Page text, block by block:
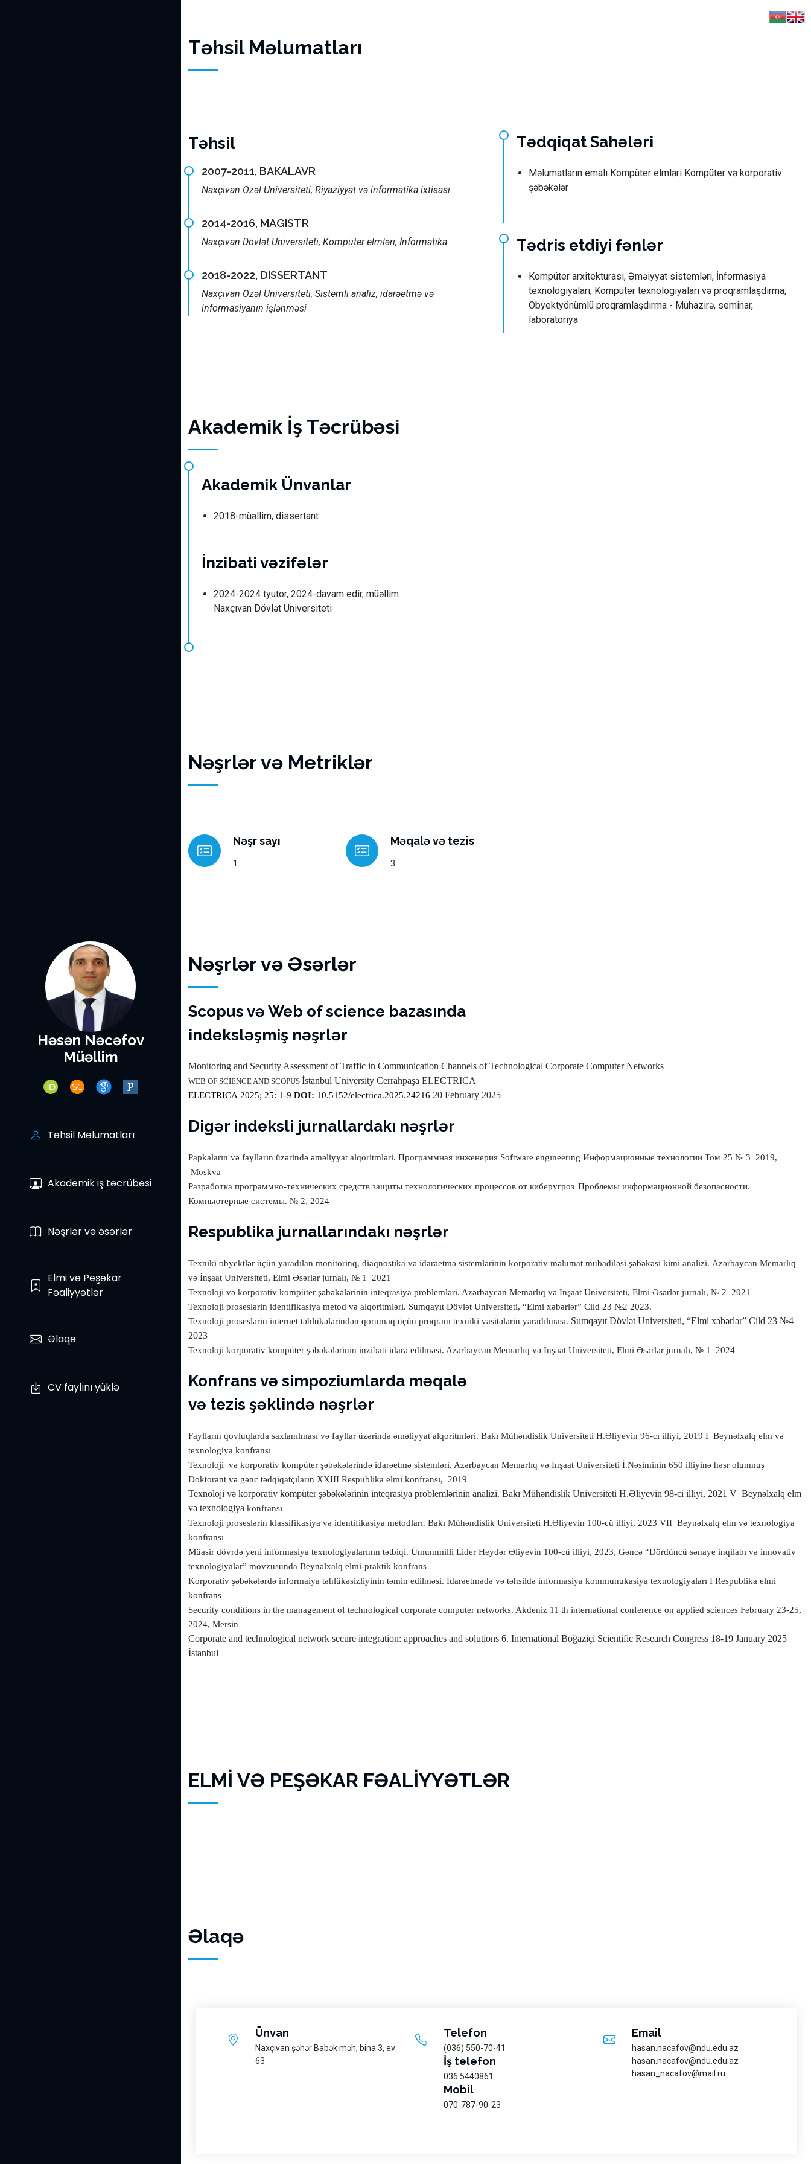
Həsən Nəcəfov
Müəllim
Təhsil Məlumatları
Akademik iş təcrübəsi
Nəşrlər və əsərlər
Elmi və Peşəkar
Fəaliyyətlər
Əlaqə
CV faylını yüklə
Təhsil Məlumatları
Təhsil
2007-2011, BAKALAVR
Naxçıvan Özəl Universiteti, Riyaziyyat və informatika ixtisası
2014-2016, MAGISTR
Naxçıvan Dövlət Universiteti, Kompüter elmləri, İnformatika
2018-2022, DISSERTANT
Naxçıvan Özəl Universiteti, Sistemli analiz, idarəetmə və
informasiyanın işlənməsi
Tədqiqat Sahələri
Məlumatların emalı Kompüter elmləri Kompüter və korporativ
şəbəkələr
Tədris etdiyi fənlər
Kompüter arxitekturası, Əməiyyat sistemləri, İnformasiya
texnologiyaları, Kompüter texnologiyaları və proqramlaşdırma,
Obyektyönümlü proqramlaşdırma - Mühazirə, seminar,
laboratoriya
Akademik İş Təcrübəsi
Akademik Ünvanlar
2018-müəllim, dissertant
İnzibati vəzifələr
2024-2024 tyutor, 2024-davam edir, müəllim
Naxçıvan Dövlət Universiteti
Nəşrlər və Metriklər
Nəşr sayı
1
Məqalə və tezis
3
Nəşrlər və Əsərlər
Scopus və Web of science bazasında
indeksləşmiş nəşrlər
Monitoring and Security Assessment of Traffic in Communication Channels of Technological Corporate Computer Networks
WEB OF SCIENCE AND SCOPUS İstanbul University Cerrahpaşa ELECTRICA
ELECTRICA 2025; 25: 1-9 DOI: 10.5152/electrica.2025.24216 20 February 2025
Digər indeksli jurnallardakı nəşrlər
Papkaların və faylların üzərində əməliyyat alqoritmləri. Программная инженерия Software engıneerıng Информационные технологии Том 25 № 3 2019,
Moskva
Разработка программно-технических средств защиты технологических процессов от киберугроз. Проблемы информационной безопасности.
Компьютерные системы. № 2, 2024
Respublika jurnallarındakı nəşrlər
Texniki obyektlər üçün yaradılan monitorinq, diaqnostika və idarəetmə sistemlərinin korporativ məlumat mübadiləsi şəbəkəsi kimi analizi. Azərbaycan Memarlıq
və İnşaat Universiteti, Elmi Əsərlər jurnalı, № 1
2021
Texnoloji və korporativ kompüter şəbəkələrinin inteqrasiya problemləri. Azərbaycan Memarlıq və İnşaat Universiteti, Elmi Əsərlər jurnalı, № 2
2021
Texnoloji proseslərin identifikasiya metod və alqoritmləri. Sumqayıt Dövlət Universiteti, “Elmi xəbərlər” Cild 23 №2 2023.
Texnoloji proseslərin internet təhlükələrindən qorumaq üçün proqram texniki vasitələrin yaradılması. Sumqayıt Dövlət Universiteti, “Elmi xəbərlər” Cild 23 №4
2023
Texnoloji korporativ kompüter şəbəkələrinin inzibati idarə edilməsi. Azərbaycan Memarlıq və İnşaat Universiteti, Elmi Əsərlər jurnalı, № 1 2024
Konfrans və simpoziumlarda məqalə
və tezis şəklində nəşrlər
Faylların qovluqlarda saxlanılması və fayllar üzərində əməliyyat alqoritmləri. Bakı Mühəndislik Universiteti H.Əliyevin 96-cı illiyi, 2019 I Beynəlxalq elm və
texnologiya konfransı
Texnoloji və korporativ kompüter şəbəkələrində idarəetmə sistemləri. Azərbaycan Memarlıq və İnşaat Universiteti İ.Nəsiminin 650 illiyinə həsr olunmuş
Doktorant və gənc tədqiqatçıların XXIII Respublika elmi konfransı,
2019
Texnoloji və korporativ kompüter şəbəkələrinin inteqrasiya problemlərinin analizi. Bakı Mühəndislik Universiteti H.Əliyevin 98-ci illiyi, 2021 V Beynəlxalq elm
və texnologiya konfransı
Texnoloji proseslərin klassifikasiya və identifikasiya metodları. Bakı Mühəndislik Universiteti H.Əliyevin 100-cü illiyi, 2023 VII Beynəlxalq elm və texnologiya
konfransı
Müasir dövrdə yeni informasiya texnologiyalarının tətbiqi. Ümummilli Lider Heydər Əliyevin 100-cü illiyi, 2023, Gəncə “Dördüncü sənaye inqilabı və innovativ
texnologiyalar” mövzusunda Beynəlxalq elmi-praktik konfrans
Korporativ şəbəkələrdə informaiya təhlükəsizliyinin təmin edilməsi. İdarəetmədə və təhsildə informasiya kommunukasiya texnologiyaları I Respublika elmi
konfrans
Security conditions in the management of technological corporate computer networks. Akdeniz 11 th international conference on applied sciences February 23-25,
2024, Mersin
Corporate and technological network secure integration: approaches and solutions 6. International Boğaziçi Scientific Research Congress 18-19 January 2025
İstanbul
ELMİ VƏ PEŞƏKAR FƏALİYYƏTLƏR
Əlaqə
Ünvan
Naxçıvan şəhər Babək məh, bina 3, ev
63
Telefon
(036) 550-70-41
İş telefon
036 5440861
Mobil
070-787-90-23
Email
hasan.nacafov@ndu.edu.az
hasan.nacafov@ndu.edu.az
hasan_nacafov@mail.ru